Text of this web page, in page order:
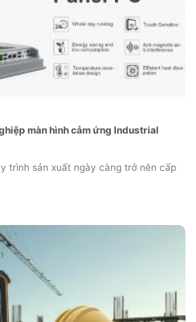
màn hình cảm ứng Industrial
trình sản xuất ngày càng trở nên cấp